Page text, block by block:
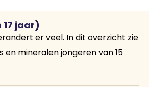
17 jaar)
er veel. In dit overzicht zie
en mineralen jongeren van 15